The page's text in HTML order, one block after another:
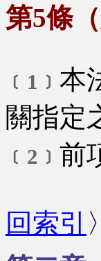
第5條
﹝1﹞ 本
關指定
﹝2﹞ 前
回索引